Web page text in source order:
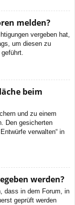
melden?
vergeben hat,
um diesen zu
beim
und zu einem
Den gesicherten
verwalten“ in
werden?
dass in dem Forum, in
geprüft werden